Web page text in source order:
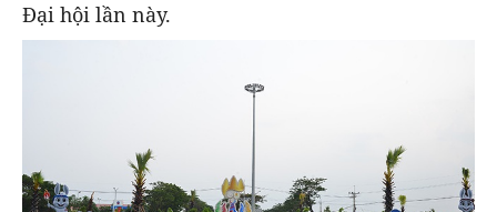
Đại hội lần này.